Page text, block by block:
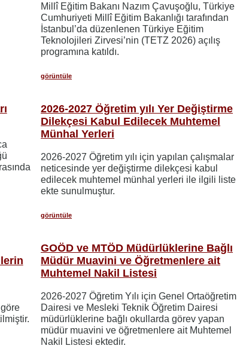
Millî Eğitim Bakanı Nazım Çavuşoğlu, Türkiye
Cumhuriyeti Millî Eğitim Bakanlığı tarafından
İstanbul’da düzenlenen Türkiye Eğitim
Teknolojileri Zirvesi’nin (TETZ 2026) açılış
programına katıldı.
görüntüle
2026-2027 Öğretim yılı Yer Değiştirme
Dilekçesi Kabul Edilecek Muhtemel
Münhal Yerleri
2026-2027 Öğretim yılı için yapılan çalışmalar
neticesinde yer değiştirme dilekçesi kabul
edilecek muhtemel münhal yerleri ile ilgili liste
ekte sunulmuştur.
görüntüle
GOÖD ve MTÖD Müdürlüklerine Bağlı
Müdür Muavini ve Öğretmenlere ait
Muhtemel Nakil Listesi
2026-2027 Öğretim Yılı için Genel Ortaöğretim
Dairesi ve Mesleki Teknik Öğretim Dairesi
müdürlüklerine bağlı okullarda görev yapan
müdür muavini ve öğretmenlere ait Muhtemel
Nakil Listesi ektedir.